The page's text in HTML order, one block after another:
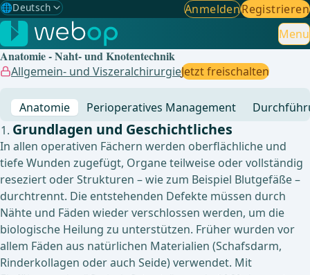
🌐Deutsch
Gewählte Sprache: Deutsch
🇩🇪 Deutsch ✓
🇬🇧English
🇧🇷 Brasilianisch
AnmeldenRegistrieren
Menu
Anatomie - Naht- und Knotentechnik
Allgemein- und ViszeralchirurgieJetzt freischalten
Anatomie Perioperatives Management
Grundlagen und Geschichtliches
In allen operativen Fächern werden oberflächliche und
tiefe Wunden zugefügt, Organe teilweise oder vollständig
reseziert oder Strukturen – wie zum Beispiel Blutgefäße –
durchtrennt. Die entstehenden Defekte müssen durch
Nähte und Fäden wieder verschlossen werden, um die
biologische Heilung zu unterstützen. Früher wurden vor
allem Fäden aus natürlichen Materialien (Schafsdarm,
Rinderkollagen oder auch Seide) verwendet. Mit